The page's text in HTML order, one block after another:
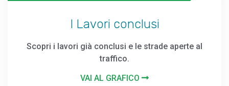
I Lavori conclusi
Scopri i lavori già conclusi e le strade aperte al
traffico.
VAI AL GRAFICO